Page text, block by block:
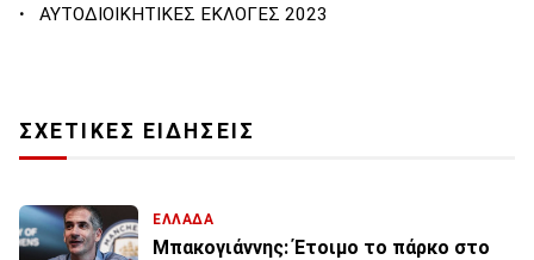
· ΑΥΤΟΔΙΟΙΚΗΤΙΚΕΣ ΕΚΛΟΓΕΣ 2023
ΣΧΕΤΙΚΕΣ ΕΙΔΗΣΕΙΣ
ΕΛΛΑΔΑ
Μπακογιάννης: Έτοιμο το πάρκο στο